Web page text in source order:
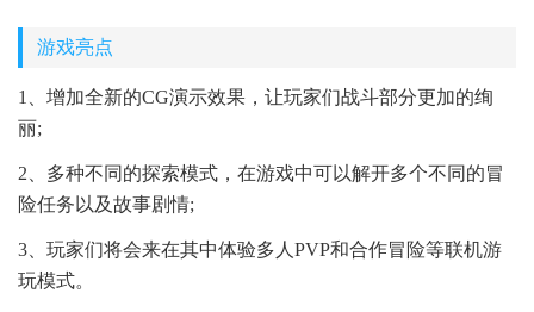
游戏亮点
1、增加全新的CG演示效果，让玩家们战斗部分更加的绚
丽;
2、多种不同的探索模式，在游戏中可以解开多个不同的冒
险任务以及故事剧情;
3、玩家们将会来在其中体验多人PVP和合作冒险等联机游
玩模式。